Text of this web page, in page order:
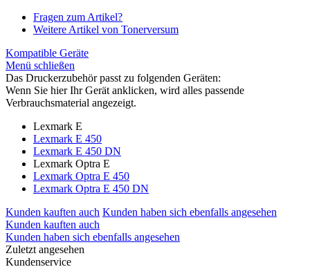
Fragen zum Artikel?
Weitere Artikel von Tonerversum
Kompatible Geräte
Menü schließen
Das Druckerzubehör passt zu folgenden Geräten:
Wenn Sie hier Ihr Gerät anklicken, wird alles passende
Verbrauchsmaterial angezeigt.
Lexmark E
Lexmark E 450
Lexmark E 450 DN
Lexmark Optra E
Lexmark Optra E 450
Lexmark Optra E 450 DN
Kunden kauften auch Kunden haben sich ebenfalls angesehen
Kunden kauften auch
Kunden haben sich ebenfalls angesehen
Zuletzt angesehen
Kundenservice